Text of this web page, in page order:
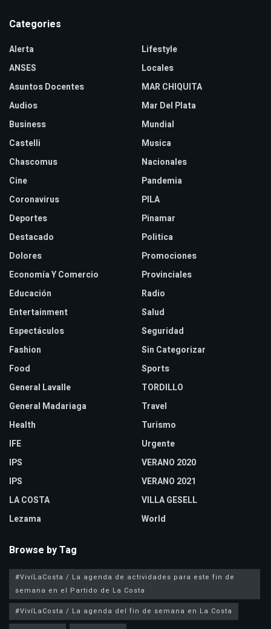
Categories
Alerta
ANSES
Asuntos Docentes
Audios
Business
Castelli
Chascomus
Cine
Coronavirus
Deportes
Destacado
Dolores
Economía Y Comercio
Educación
Entertainment
Espectáculos
Fashion
Food
General Lavalle
General Madariaga
Health
IFE
IPS
IPS
LA COSTA
Lezama
Lifestyle
Locales
MAR CHIQUITA
Mar Del Plata
Mundial
Musica
Nacionales
Pandemia
PILA
Pinamar
Politica
Promociones
Provinciales
Radio
Salud
Seguridad
Sin Categorizar
Sports
TORDILLO
Travel
Turismo
Urgente
VERANO 2020
VERANO 2021
VILLA GESELL
World
Browse by Tag
#VivíLaCosta / La agenda de actividades para este fin de
semana en el Partido de La Costa
#VivíLaCosta / La agenda del fin de semana en La Costa